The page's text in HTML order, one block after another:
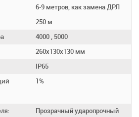
6-9 метров, как замена ДРЛ
250 м
4000 , 5000
260х130х130 мм
IP65
1%
Прозрачный ударопрочный